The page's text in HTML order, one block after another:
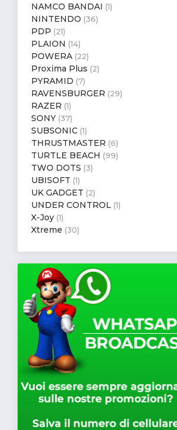
NAMCO BANDAI (1)
NINTENDO (36)
PDP (21)
PLAION (14)
POWERA (22)
Proxima Plus (2)
PYRAMID (7)
RAVENSBURGER (29)
RAZER (1)
SONY (37)
SUBSONIC (1)
THRUSTMASTER (6)
TURTLE BEACH (99)
TWO DOTS (3)
UBISOFT (1)
UK GADGET (2)
UNDER CONTROL (1)
X-Joy (1)
Xtreme (30)